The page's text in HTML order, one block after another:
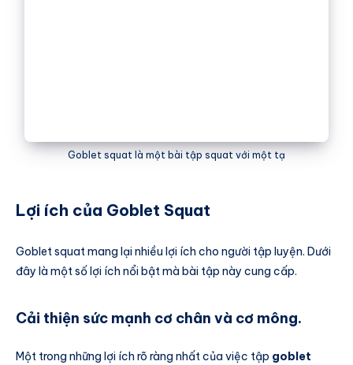
Goblet squat là một bài tập squat với một tạ
Lợi ích của Goblet Squat
Goblet squat mang lại nhiều lợi ích cho người tập luyện. Dưới
đây là một số lợi ích nổi bật mà bài tập này cung cấp.
Cải thiện sức mạnh cơ chân và cơ mông.
Một trong những lợi ích rõ ràng nhất của việc tập goblet